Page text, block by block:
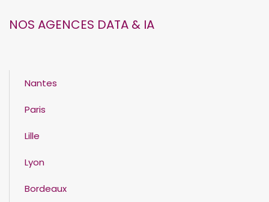
NOS AGENCES DATA & IA
Nantes
Paris
Lille
Lyon
Bordeaux